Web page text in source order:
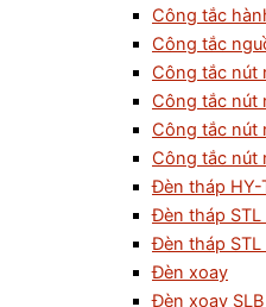
Công tắc
Công tắc
Công tắc nút
Công tắc nút
Công tắc nút
Công tắc nút
Đèn tháp HY-
Đèn tháp
Đèn tháp
Đèn xoay
Đèn xoay SLB